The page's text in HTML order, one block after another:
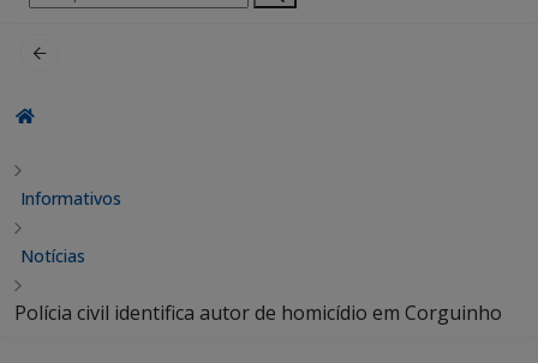
por:
Informativos
Notícias
Polícia civil identifica autor de homicídio em Corguinho